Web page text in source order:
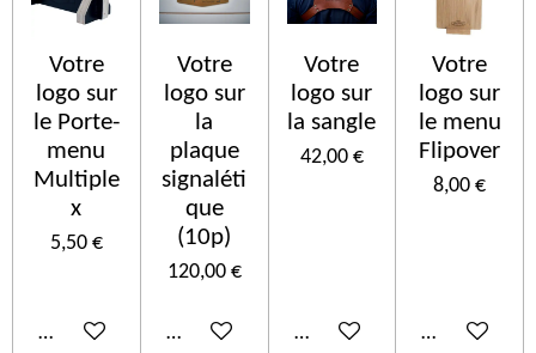
Votre
logo sur
le Porte-
menu
Multiple
x
5,50 €
Ajouter au panier
Votre
logo sur
la
plaque
signaléti
que
(10p)
120,00 €
Ajouter au panier
Votre
logo sur
la sangle
42,00 €
Ajouter au panier
Votre
logo sur
le menu
Flipover
8,00 €
Ajouter au